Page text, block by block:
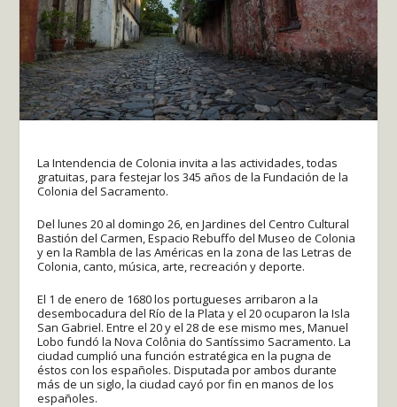
La Intendencia de Colonia invita a las actividades, todas
gratuitas, para festejar los 345 años de la Fundación de la
Colonia del Sacramento.
Del lunes 20 al domingo 26, en Jardines del Centro Cultural
Bastión del Carmen, Espacio Rebuffo del Museo de Colonia
y en la Rambla de las Américas en la zona de las Letras de
Colonia, canto, música, arte, recreación y deporte.
El 1 de enero de 1680 los portugueses arribaron a la
desembocadura del Río de la Plata y el 20 ocuparon la Isla
San Gabriel. Entre el 20 y el 28 de ese mismo mes, Manuel
Lobo fundó la Nova Colônia do Santíssimo Sacramento. La
ciudad cumplió una función estratégica en la pugna de
éstos con los españoles. Disputada por ambos durante
más de un siglo, la ciudad cayó por fin en manos de los
españoles.